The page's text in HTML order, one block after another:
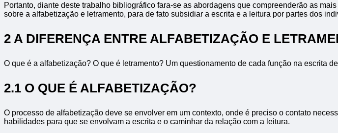
Portanto, diante deste trabalho bibliográfico fara-se as abordagens que compreenderão as
sobre a alfabetização e letramento, para de fato subsidiar a escrita e a leitura por partes dos
2 A DIFERENÇA ENTRE ALFABETIZAÇÃO E
O que é a alfabetização? O que é letramento? Um questionamento de cada função na escrita
2.1 O QUE É ALFABETIZAÇÃO?
O processo de alfabetização deve se envolver em um contexto, onde é preciso o contato
habilidades para que se envolvam a escrita e o caminhar da relação com a leitura.